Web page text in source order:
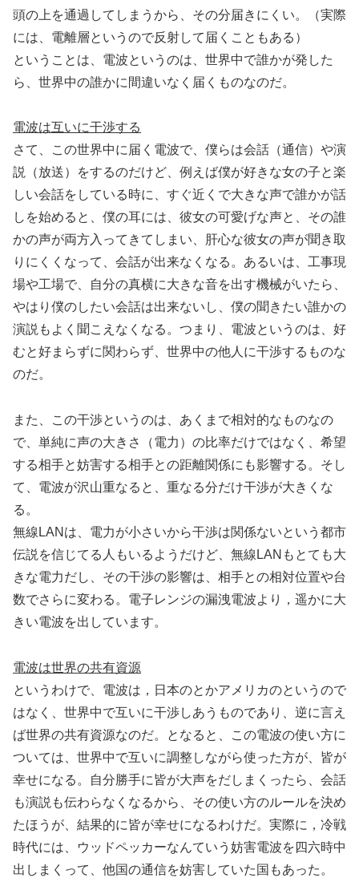
頭の上を通過してしまうから、その分届きにくい。（実際
には、電離層というので反射して届くこともある）
ということは、電波というのは、世界中で誰かが発した
ら、世界中の誰かに間違いなく届くものなのだ。
電波は互いに干渉する
さて、この世界中に届く電波で、僕らは会話（通信）や演
説（放送）をするのだけど、例えば僕が好きな女の子と楽
しい会話をしている時に、すぐ近くで大きな声で誰かが話
しを始めると、僕の耳には、彼女の可愛げな声と、その誰
かの声が両方入ってきてしまい、肝心な彼女の声が聞き取
りにくくなって、会話が出来なくなる。あるいは、工事現
場や工場で、自分の真横に大きな音を出す機械がいたら、
やはり僕のしたい会話は出来ないし、僕の聞きたい誰かの
演説もよく聞こえなくなる。つまり、電波というのは、好
むと好まらずに関わらず、世界中の他人に干渉するものな
のだ。
また、この干渉というのは、あくまで相対的なものなの
で、単純に声の大きさ（電力）の比率だけではなく、希望
する相手と妨害する相手との距離関係にも影響する。そし
て、電波が沢山重なると、重なる分だけ干渉が大きくな
る。
無線LANは、電力が小さいから干渉は関係ないという都市
伝説を信じてる人もいるようだけど、無線LANもとても大
きな電力だし、その干渉の影響は、相手との相対位置や台
数でさらに変わる。電子レンジの漏洩電波より，遥かに大
きい電波を出しています。
電波は世界の共有資源
というわけで、電波は，日本のとかアメリカのというので
はなく、世界中で互いに干渉しあうものであり、逆に言え
ば世界の共有資源なのだ。となると、この電波の使い方に
ついては、世界中で互いに調整しながら使った方が、皆が
幸せになる。自分勝手に皆が大声をだしまくったら、会話
も演説も伝わらなくなるから、その使い方のルールを決め
たほうが、結果的に皆が幸せになるわけだ。実際に，冷戦
時代には、ウッドペッカーなんていう妨害電波を四六時中
出しまくって、他国の通信を妨害していた国もあった。